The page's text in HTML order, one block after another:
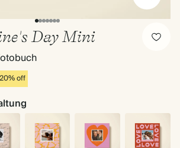
Day Mini
20% off